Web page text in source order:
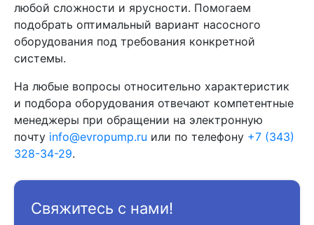
любой сложности и ярусности. Помогаем
подобрать оптимальный вариант насосного
оборудования под требования конкретной
системы.
На любые вопросы относительно характеристик
и подбора оборудования отвечают компетентные
менеджеры при обращении на электронную
почту info@evropump.ru или по телефону +7 (343)
328-34-29.
Свяжитесь с нами!